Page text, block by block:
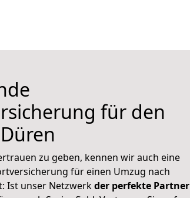
für den
zu geben, kennen wir auch eine
für einen Umzug nach
Ist unser Netzwerkder perfekte Partner